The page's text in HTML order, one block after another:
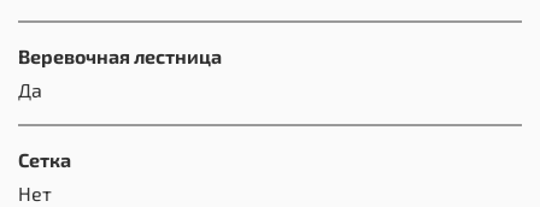
Веревочная лестница
Да
Сетка
Нет